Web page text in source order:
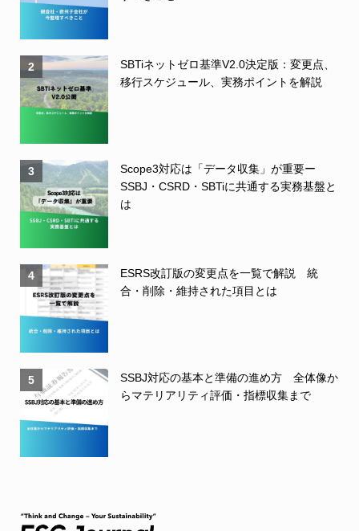
2
SBTiネットゼロ基準V2.0決定版：変更点、
移行スケジュール、実務ポイントを解説
3
Scope3対応は「データ収集」が重要ー
SSBJ・CSRD・SBTiに共通する実務基盤と
は
4
ESRS改訂版の変更点を一覧で解説 統
合・削除・維持された項目とは
5
SSBJ対応の基本と準備の進め方 全体像か
らマテリアリティ評価・指標収集まで